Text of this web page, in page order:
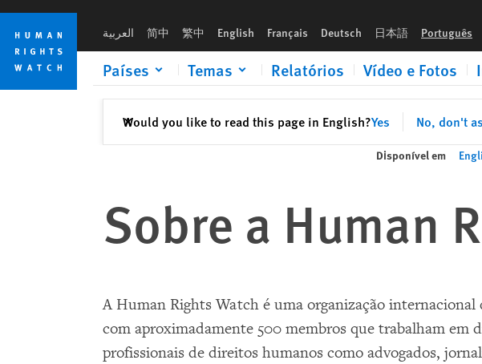
Skip
cookie
privacy
notice
Skip
main
content
العربية 简中 繁中 English Français Deutsch 日本語 Português
Países Temas Relatórios Vídeo e Fotos
Would you like to read this page in English?Yes No, don't
✕Fechar
Disponível em
Sobre a Human
A Human Rights Watch é uma organização
com aproximadamente 500 membros que trabalham em
profissionais de direitos humanos como advogados,